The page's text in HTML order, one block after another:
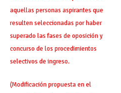
aquellas personas aspirantes que
resulten seleccionadas por haber
superado las fases de oposición y
concurso de los procedimientos
selectivos de ingreso.
(Modificación propuesta en el